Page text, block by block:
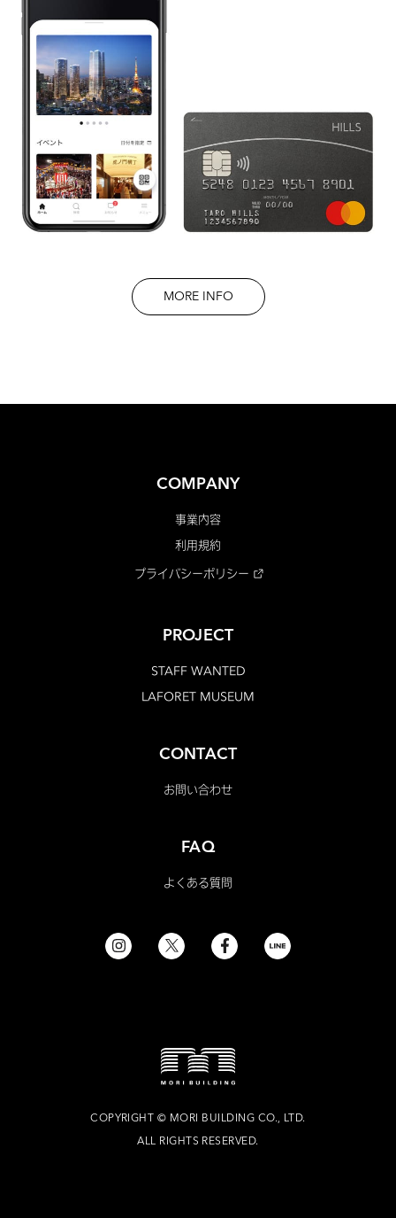
MORE INFO
COMPANY
事業内容
利用規約
プライバシーポリシー
PROJECT
STAFF WANTED
LAFORET MUSEUM
CONTACT
お問い合わせ
FAQ
よくある質問
COPYRIGHT © MORI BUILDING CO., LTD.
ALL RIGHTS RESERVED.